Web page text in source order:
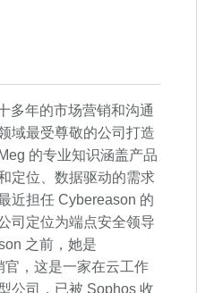
多年的市场营销和沟通
域最受尊敬的公司打造
的专业知识涵盖产品
定位、数据驱动的需求
近担任 Cybereason 的
司定位为端点安全领导
之前，她是
，这是一家在云工作
公司，已被 Sophos 收